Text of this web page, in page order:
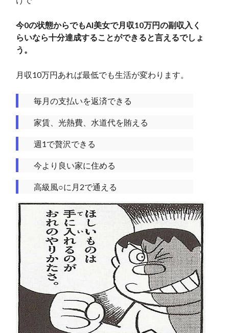
今0の状態からでもAI美女で月収10万円の副収入く
らいなら十分達成することができると言えるでしょ
う。
月収10万円あれば最低でも生活が変わります。
毎月の支払いを返済できる
家賃、光熱費、水道代を賄える
週1で贅沢できる
今より良い家に住める
高級風○に月2で通える